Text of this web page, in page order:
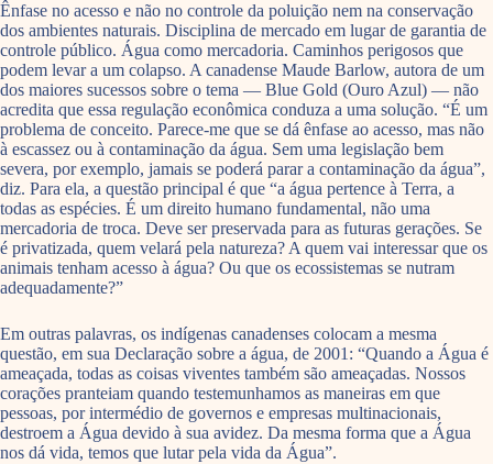
Ênfase no acesso e não no controle da poluição nem na conservação
dos ambientes naturais. Disciplina de mercado em lugar de garantia de
controle público. Água como mercadoria. Caminhos perigosos que
podem levar a um colapso. A canadense Maude Barlow, autora de um
dos maiores sucessos sobre o tema — Blue Gold (Ouro Azul) — não
acredita que essa regulação econômica conduza a uma solução. “É um
problema de conceito. Parece-me que se dá ênfase ao acesso, mas não
à escassez ou à contaminação da água. Sem uma legislação bem
severa, por exemplo, jamais se poderá parar a contaminação da água”,
diz. Para ela, a questão principal é que “a água pertence à Terra, a
todas as espécies. É um direito humano fundamental, não uma
mercadoria de troca. Deve ser preservada para as futuras gerações. Se
é privatizada, quem velará pela natureza? A quem vai interessar que os
animais tenham acesso à água? Ou que os ecossistemas se nutram
adequadamente?”
Em outras palavras, os indígenas canadenses colocam a mesma
questão, em sua Declaração sobre a água, de 2001: “Quando a Água é
ameaçada, todas as coisas viventes também são ameaçadas. Nossos
corações pranteiam quando testemunhamos as maneiras em que
pessoas, por intermédio de governos e empresas multinacionais,
destroem a Água devido à sua avidez. Da mesma forma que a Água
nos dá vida, temos que lutar pela vida da Água”.